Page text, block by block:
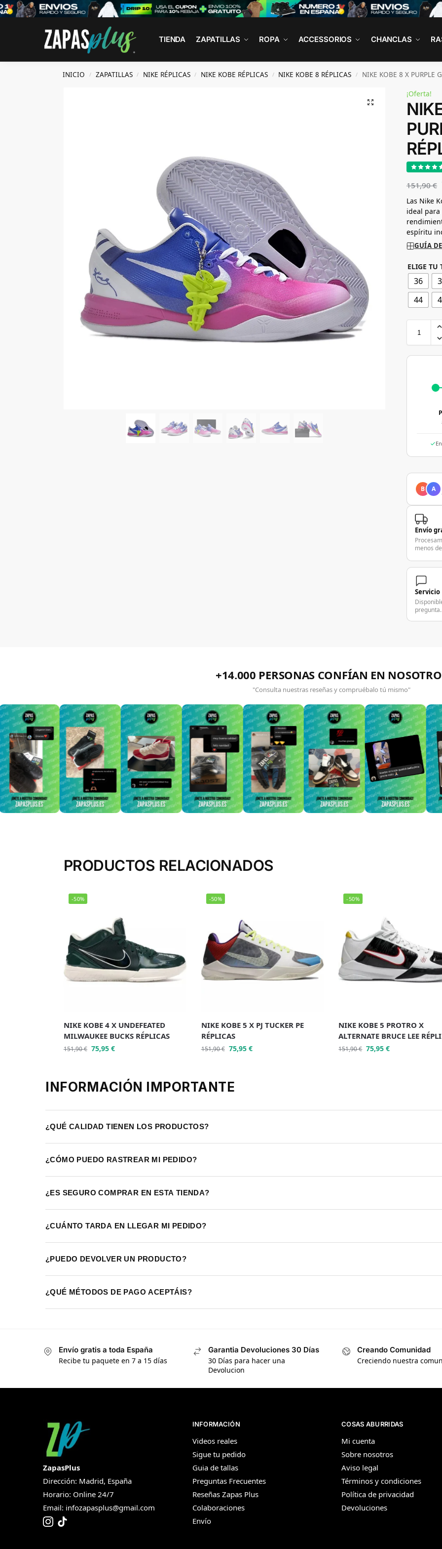
TIENDA ZAPATILLAS ROPA ACCESSORIOS CHANCLAS
Search
INICIO / ZAPATILLAS / NIKE RÉPLICAS / NIKE KOBE RÉPLICAS / NIKE KOBE 8 RÉPLICAS / NIKE KOBE 8 X PURPLE
¡Oferta!
151,90€
Las Nike
ideal
espíritu
GUÍA
ELIGE TU
36
44
B A
Envío
menos
Servicio
pregunta.
+14.000 PERSONAS CONFÍAN EN
"Consulta nuestras reseñas y compruébalo tú mismo"
PRODUCTOS RELACIONADOS
-50%
NIKE KOBE 4 X UNDEFEATED
MILWAUKEE BUCKS RÉPLICAS
151,90€ 75,95 €
-50%
NIKE KOBE 5 X PJ TUCKER PE
RÉPLICAS
151,90€ 75,95 €
-50%
NIKE KOBE 5 PROTRO X
ALTERNATE BRUCE LEE
151,90€ 75,95€
INFORMACIÓN IMPORTANTE
¿QUÉ CALIDAD TIENEN LOS PRODUCTOS?
¿CÓMO PUEDO RASTREAR MI PEDIDO?
¿ES SEGURO COMPRAR EN ESTA TIENDA?
¿CUÁNTO TARDA EN LLEGAR MI PEDIDO?
¿PUEDO DEVOLVER UN PRODUCTO?
¿QUÉ MÉTODOS DE PAGO ACEPTÁIS?
Envío gratis a toda España
Recibe tu paquete en 7 a 15 días
Garantia Devoluciones 30 Días
30 Días para hacer una
Devolucion
Creando Comunidad
Creciendo nuestra
ZapasPlus
Dirección: Madrid, España
Horario: Online 24/7
Email: infozapasplus@gmail.com
INFORMACIÓN
Videos reales
Sigue tu pedido
Guia de tallas
Preguntas Frecuentes
Reseñas Zapas Plus
Colaboraciones
Envío
COSAS ABURRIDAS
Mi cuenta
Sobre nosotros
Aviso legal
Términos y condiciones
Política de privacidad
Devoluciones